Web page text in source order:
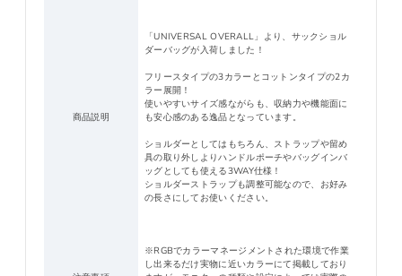
商品説明
「UNIVERSAL OVERALL」より、サックショル
ダーバッグが入荷しました！
フリースタイプの3カラーとコットンタイプの2カ
ラー展開！
使いやすいサイズ感ながらも、収納力や機能面に
も安心感のある逸品となっています。
ショルダーとしてはもちろん、ストラップや留め
具の取り外しよりハンドルポーチやバッグインバ
ッグとしても使える3WAY仕様！
ショルダーストラップも調整可能なので、お好み
の長さにしてお使いください。
※RGBでカラーマネージメントされた環境で作業
し出来るだけ実物に近いカラーにて掲載しており